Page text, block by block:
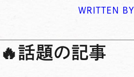
WRITTEN BY
🔥話題の記事